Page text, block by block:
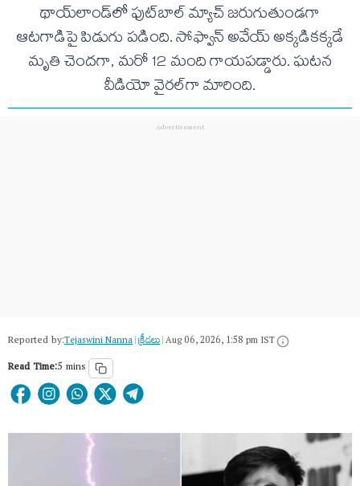
థాయ్‌లాండ్‌లో ఫుట్‌బాల్ మ్యాచ్ జరుగుతుండగా
ఆటగాడిపై పిడుగు పడింది. సోఫ్వాన్ అవేయ్ అక్కడికక్కడే
మృతి చెందగా, మరో 12 మంది గాయపడ్డారు. ఘటన
వీడియో వైరల్‌గా మారింది.
Reported by:Tejaswini Nanna|క్రీడలు|Aug 06, 2026, 1:58 pm IST
Read Time:5 mins